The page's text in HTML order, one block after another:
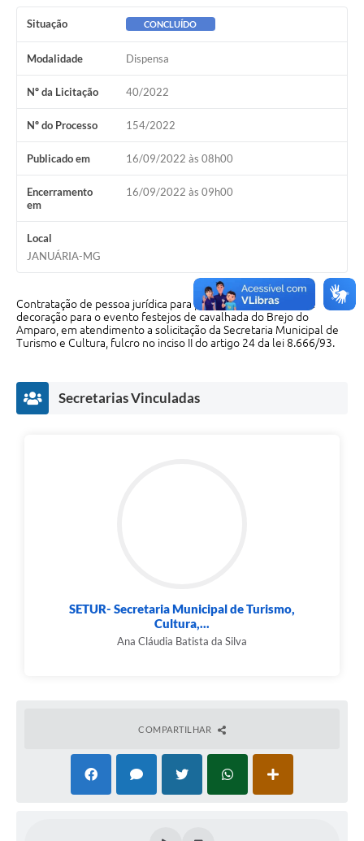
Legislação
Agenda
Telefones Úteis
Galeria de Vídeos
Links e Sites
Diário Oficial
Serviços Online
Situação CONCLUÍDO
Modalidade Dispensa
Nº da Licitação 40/2022
Nº do Processo 154/2022
Publicado em 16/09/2022 às 08h00
Encerramento
em
16/09/2022 às 09h00
Local
JANUÁRIA-MG
Contratação de pessoa jurídica para prestação de serviços de
decoração para o evento festejos de cavalhada do Brejo do
Amparo, em atendimento a solicitação da Secretaria Municipal de
Turismo e Cultura, fulcro no inciso II do artigo 24 da lei 8.666/93.
Secretarias Vinculadas
SETUR- Secretaria Municipal de Turismo,
Cultura,...
Ana Cláudia Batista da Silva
COMPARTILHAR